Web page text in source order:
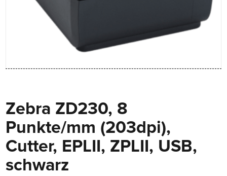
Zebra ZD230, 8
Punkte/mm (203dpi),
Cutter, EPLII, ZPLII, USB,
schwarz